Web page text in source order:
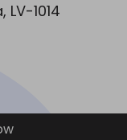
LV-1014